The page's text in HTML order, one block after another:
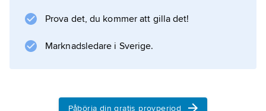
betungande delen av kronans stående skatter.
och
Prova det, du kommer att gilla det!
Marknadsledare i Sverige.
Påbörja din gratis provperiod